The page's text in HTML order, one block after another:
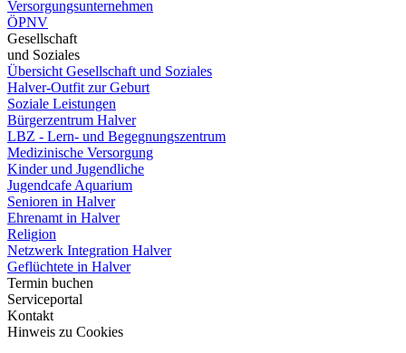
Versorgungsunternehmen
ÖPNV
Gesellschaft
und Soziales
Übersicht Gesellschaft und Soziales
Halver-Outfit zur Geburt
Soziale Leistungen
Bürgerzentrum Halver
LBZ - Lern- und Begegnungszentrum
Medizinische Versorgung
Kinder und Jugendliche
Jugendcafe Aquarium
Senioren in Halver
Ehrenamt in Halver
Religion
Netzwerk Integration Halver
Geflüchtete in Halver
Termin buchen
Serviceportal
Kontakt
Hinweis zu Cookies